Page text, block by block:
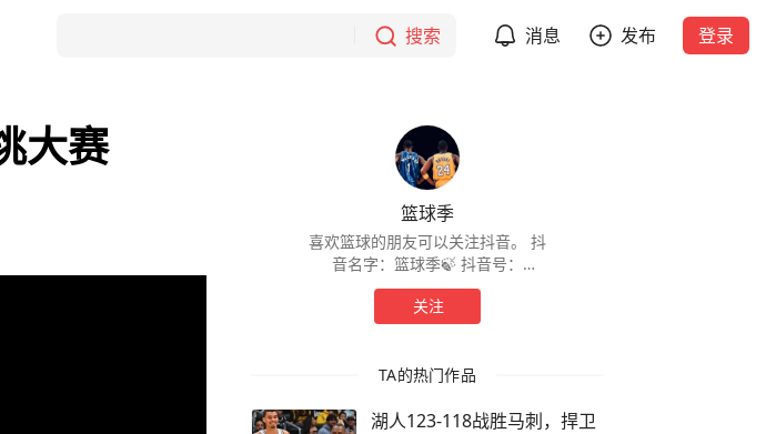
搜索 消息 发布 登录
大赛
篮球季
喜欢篮球的朋友可以关注抖音。 抖
音名字：篮球季🍃 抖音号：
dyjjq45xpx77
关注
TA的热门作品
湖人123-118战胜马刺，捍卫